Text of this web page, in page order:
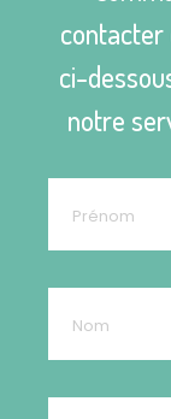
ci-
notre